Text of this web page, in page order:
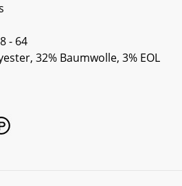
- 64
32% Baumwolle, 3% EOL